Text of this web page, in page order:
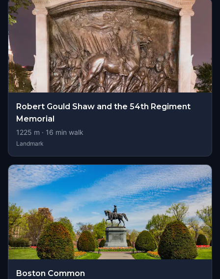
Robert Gould Shaw and the 54th Regiment
Memorial
1225 m · 16 min walk
Landmark
Boston Common